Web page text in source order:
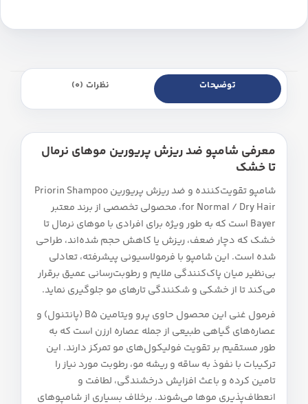
توضیحات نظرات (0)
معرفی شامپو ضد ریزش پریورین موهای نرمال
تا خشک
شامپو تقویت‌کننده و ضد ریزش پریورین Priorin Shampoo
for Normal / Dry Hair، محصولی تخصصی از برند معتبر
Bayer است که به طور ویژه برای افرادی با موهای نرمال تا
خشک که دچار ضعف، ریزش یا کاهش حجم شده‌اند، طراحی
شده است. این شامپو با فرمولاسیونی پیشرفته، تعادلی
بی‌نظیر میان پاک‌کنندگی ملایم و رطوبت‌رسانی عمیق برقرار
می‌کند تا از خشکی و شکنندگی تارهای مو جلوگیری نماید.
فرمول غنی این محصول حاوی پرو ویتامین B5 (پانتنول) و
عصاره‌های گیاهی طبیعی از جمله عصاره ارزن است که به
طور مستقیم بر تقویت فولیکول‌های مو تمرکز دارند. این
ترکیبات با نفوذ به ساقه و ریشه مو، رطوبت مورد نیاز را
تامین کرده و باعث افزایش درخشندگی، لطافت و
انعطاف‌پذیری موها می‌شوند. برخلاف بسیاری از شامپوهای